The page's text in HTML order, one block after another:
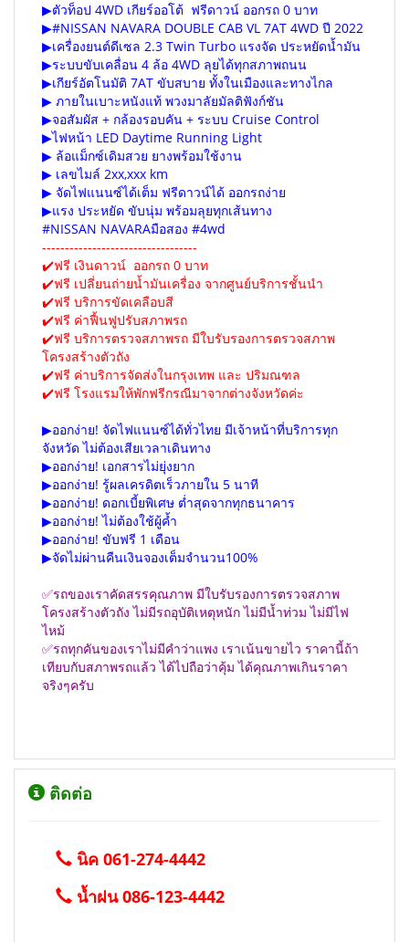
▶ตัวท็อป 4WD เกียร์ออโต้ ฟรีดาวน์ ออกรถ 0 บาท
▶#NISSAN NAVARA DOUBLE CAB VL 7AT 4WD ปี 2022
▶เครื่องยนต์ดีเซล 2.3 Twin Turbo แรงจัด ประหยัดน้ำมัน
▶ระบบขับเคลื่อน 4 ล้อ 4WD ลุยได้ทุกสภาพถนน
▶เกียร์อัตโนมัติ 7AT ขับสบาย ทั้งในเมืองและทางไกล
▶ ภายในเบาะหนังแท้ พวงมาลัยมัลติฟังก์ชัน
▶จอสัมผัส + กล้องรอบคัน + ระบบ Cruise Control
▶ไฟหน้า LED Daytime Running Light
▶ ล้อแม็กซ์เดิมสวย ยางพร้อมใช้งาน
​▶ เลขไมล์ 2xx,xxx km
▶ จัดไฟแนนซ์ได้เต็ม ฟรีดาวน์ได้ ออกรถง่าย
​▶แรง ประหยัด ขับนุ่ม พร้อมลุยทุกเส้นทาง
#NISSAN NAVARAมือสอง #4wd
----------------------------------
✔️ฟรี เงินดาวน์ ออกรถ 0 บาท
✔️ฟรี เปลี่ยนถ่ายน้ำมันเครื่อง จากศูนย์บริการชั้นนำ
✔️ฟรี บริการขัดเคลือบสี
✔️ฟรี ค่าฟื้นฟูปรับสภาพรถ
✔️ฟรี บริการตรวจสภาพรถ มีใบรับรองการตรวจสภาพ
โครงสร้างตัวถัง
✔️ฟรี ค่าบริการจัดส่งในกรุงเทพ และ ปริมณฑล
✔️ฟรี โรงแรมให้พักฟรีกรณีมาจากต่างจังหวัดค่ะ
▶ออกง่าย! จัดไฟแนนซ์ได้ทั่วไทย มีเจ้าหน้าที่บริการทุก
จังหวัด ไม่ต้องเสียเวลาเดินทาง
▶ออกง่าย! เอกสารไม่ยุ่งยาก
▶ออกง่าย! รู้ผลเครดิตเร็วภายใน 5 นาที
▶ออกง่าย! ดอกเบี้ยพิเศษ ต่ำสุดจากทุกธนาคาร
▶ออกง่าย! ไม่ต้องใช้ผู้ค้ำ
▶ออกง่าย! ขับฟรี 1 เดือน
▶จัดไม่ผ่านคืนเงินจองเต็มจำนวน100%
✅รถของเราคัดสรรคุณภาพ มีใบรับรองการตรวจสภาพ
โครงสร้างตัวถัง ไม่มีรถอุบัติเหตุหนัก ไม่มีน้ำท่วม ไม่มีไฟ
ไหม้
✅รถทุกคันของเราไม่มีคำว่าแพง เราเน้นขายไว ราคานี้ถ้า
เทียบกับสภาพรถแล้ว ได้ไปถือว่าคุ้ม ได้คุณภาพเกินราคา
จริงๆครับ
ติดต่อ
นิค 061-274-4442
น้ำฝน 086-123-4442